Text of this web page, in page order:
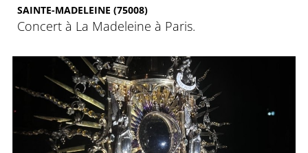
SAINTE-MADELEINE (75008)
Concert à La Madeleine à Paris.